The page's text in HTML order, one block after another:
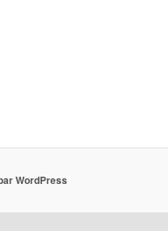
WordPress